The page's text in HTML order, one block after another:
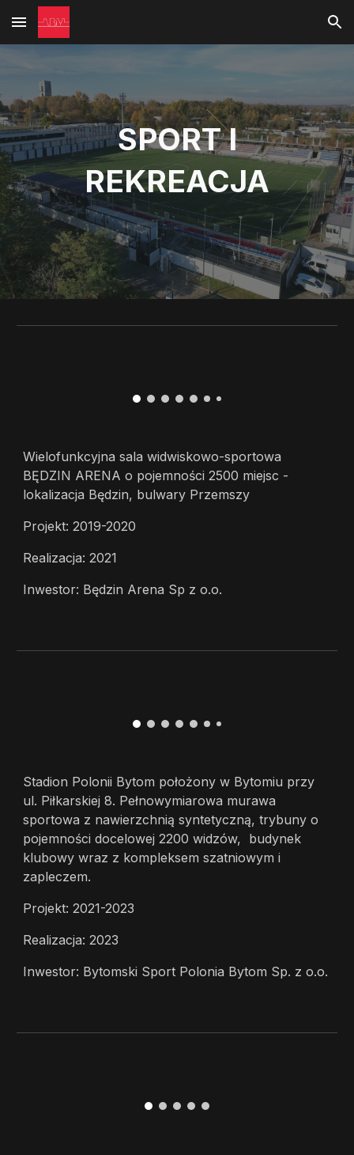
Skip to main content Skip to navigation
SPORT I
REKREACJA
Wielofunkcyjna sala widwiskowo-sportowa
BĘDZIN ARENA o pojemności 2500 miejsc -
lokalizacja Będzin, bulwary Przemszy
Projekt: 2019-2020
Realizacja: 2021
Inwestor: Będzin Arena Sp z o.o.
Stadion Polonii Bytom położony w Bytomiu przy
ul. Piłkarskiej 8. Pełnowymiarowa murawa
sportowa z nawierzchnią syntetyczną, trybuny o
pojemności docelowej 2200 widzów, budynek
klubowy wraz z kompleksem szatniowym i
zapleczem.
Projekt: 2021-2023
Realizacja: 2023
Inwestor: Bytomski Sport Polonia Bytom Sp. z o.o.